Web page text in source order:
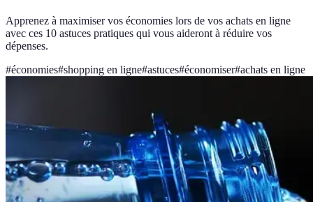
Apprenez à maximiser vos économies lors de vos achats en ligne
avec ces 10 astuces pratiques qui vous aideront à réduire vos
dépenses.
#économies#shopping en ligne#astuces#économiser#achats en ligne